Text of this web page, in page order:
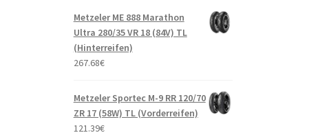
Metzeler ME 888 Marathon
Ultra 280/35 VR 18 (84V) TL
(Hinterreifen)
267.68€
Metzeler Sportec M-9 RR 120/70
ZR 17 (58W) TL (Vorderreifen)
121.39€